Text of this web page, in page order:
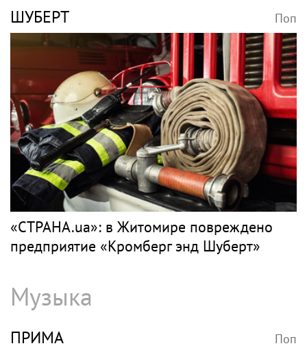
ШУБЕРТ Поп
«СТРАНА.ua»: в Житомире повреждено
предприятие «Кромберг энд Шуберт»
Музыка
ПРИМА Поп